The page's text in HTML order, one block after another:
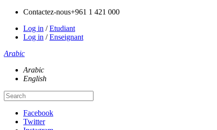
Contactez-nous+961 1 421 000
Log in /Etudiant
Log in /Enseignant
Arabic
Arabic
English
Facebook
Twitter